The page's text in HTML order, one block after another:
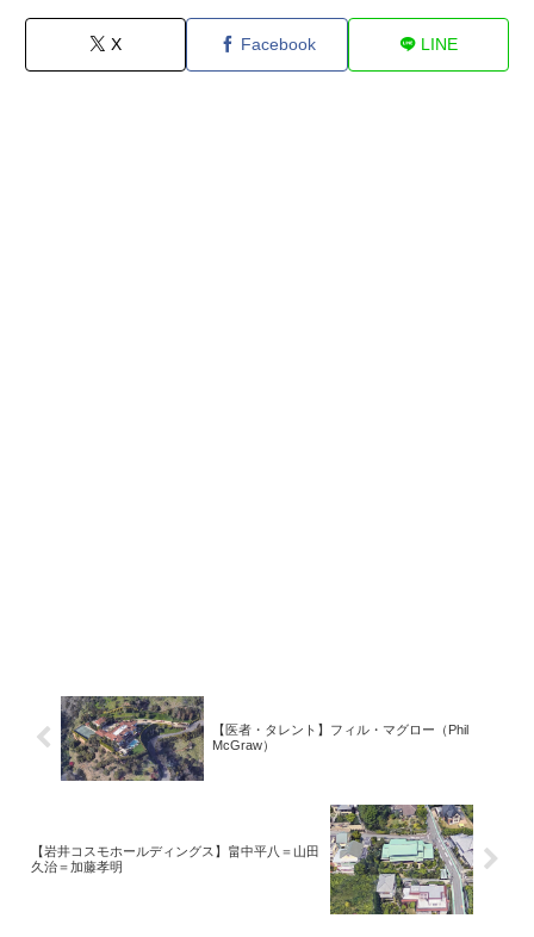
X Facebook LINE
【医者・タレント】フィル・マグロー（Phil
McGraw）
【岩井コスモホールディングス】畠中平八＝山田
久治＝加藤孝明